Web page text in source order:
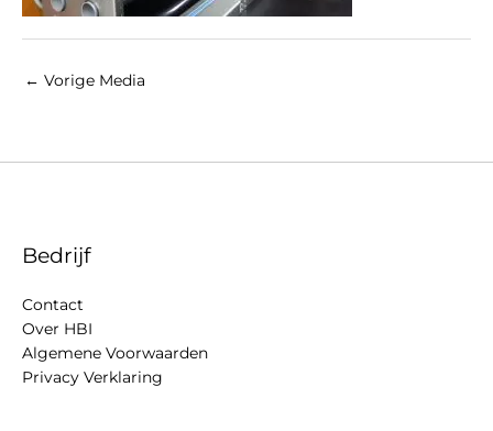
← Vorige Media
Bedrijf
Contact
Over HBI
Algemene Voorwaarden
Privacy Verklaring